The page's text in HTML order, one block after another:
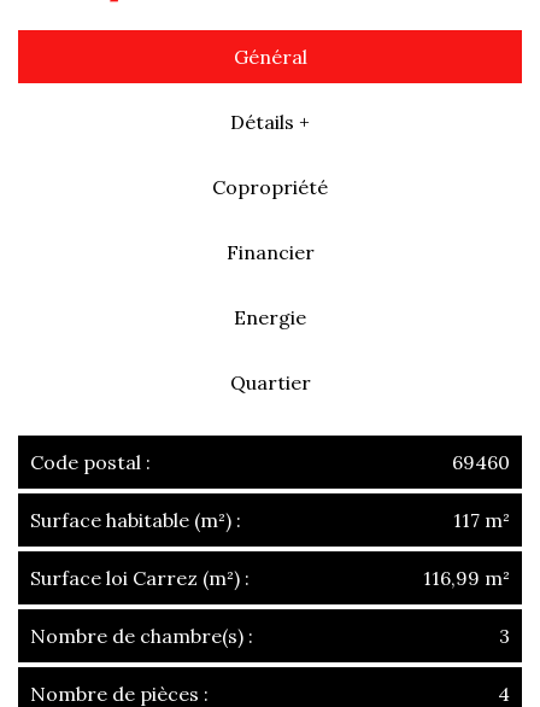
Général
Détails +
Copropriété
Financier
Energie
Quartier
Code postal : 69460
Surface habitable (m²) : 117 m²
Surface loi Carrez (m²) : 116,99 m²
Nombre de chambre(s) : 3
Nombre de pièces : 4